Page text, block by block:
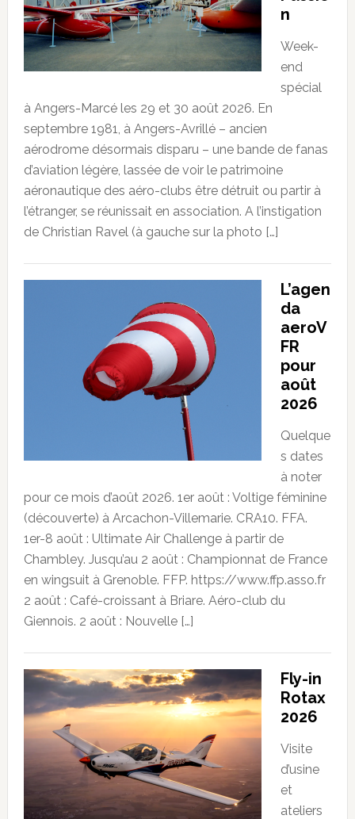
n
Week-
end
spécial
à Angers-Marcé les 29 et 30 août 2026. En
septembre 1981, à Angers-Avrillé – ancien
aérodrome désormais disparu – une bande de fanas
d’aviation légère, lassée de voir le patrimoine
aéronautique des aéro-clubs être détruit ou partir à
l’étranger, se réunissait en association. A l’instigation
de Christian Ravel (à gauche sur la photo […]
L’agen
da
aeroV
FR
pour
août
2026
Quelque
s dates
à noter
pour ce mois d’août 2026. 1er août : Voltige féminine
(découverte) à Arcachon-Villemarie. CRA10. FFA.
1er-8 août : Ultimate Air Challenge à partir de
Chambley. Jusqu’au 2 août : Championnat de France
en wingsuit à Grenoble. FFP. https://www.ffp.asso.fr
2 août : Café-croissant à Briare. Aéro-club du
Giennois. 2 août : Nouvelle […]
Fly-in
Rotax
2026
Visite
d’usine
et
ateliers